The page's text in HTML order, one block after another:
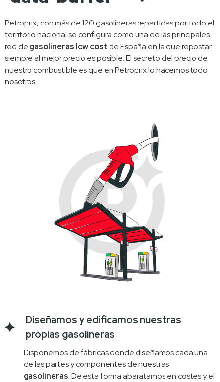
Petroprix, con más de 120 gasolineras repartidas por todo el
territorio nacional se configura como una de las principales
red de gasolineras low cost de España en la que repostar
siempre al mejor precio es posible. El secreto del precio de
nuestro combustible es que en Petroprix lo hacemos todo
nosotros.
Diseñamos y edificamos nuestras
propias gasolineras
Disponemos de fábricas donde diseñamos cada una
gasolineras. De esta forma abaratamos en costes y el